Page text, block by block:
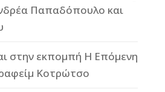
Παπαδόπουλο και
στην εκπομπή Η Επόμενη
Κοτρώτσο